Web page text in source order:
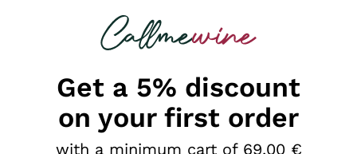
looking for
Get a 5% discount
on your first order
with a minimum cart of 69,00 €